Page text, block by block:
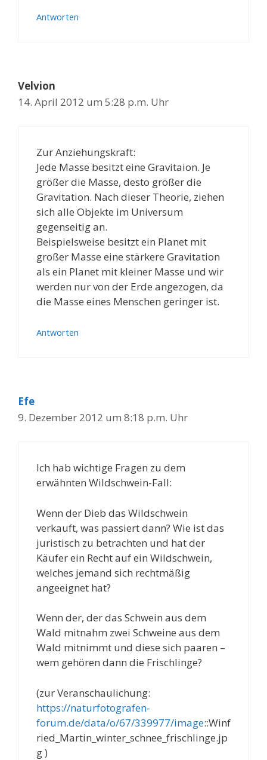
Antworten
Velvion
14. April 2012 um 5:28 p.m. Uhr
Zur Anziehungskraft:
Jede Masse besitzt eine Gravitaion. Je
größer die Masse, desto größer die
Gravitation. Nach dieser Theorie, ziehen
sich alle Objekte im Universum
gegenseitig an.
Beispielsweise besitzt ein Planet mit
großer Masse eine stärkere Gravitation
als ein Planet mit kleiner Masse und wir
werden nur von der Erde angezogen, da
die Masse eines Menschen geringer ist.
Antworten
Efe
9. Dezember 2012 um 8:18 p.m. Uhr
Ich hab wichtige Fragen zu dem
erwähnten Wildschwein-Fall:
Wenn der Dieb das Wildschwein
verkauft, was passiert dann? Wie ist das
juristisch zu betrachten und hat der
Käufer ein Recht auf ein Wildschwein,
welches jemand sich rechtmäßig
angeeignet hat?
Wenn der, der das Schwein aus dem
Wald mitnahm zwei Schweine aus dem
Wald mitnimmt und diese sich paaren –
wem gehören dann die Frischlinge?
(zur Veranschaulichung:
https://naturfotografen-
forum.de/data/o/67/339977/image::Winf
ried_Martin_winter_schnee_frischlinge.jp
g )